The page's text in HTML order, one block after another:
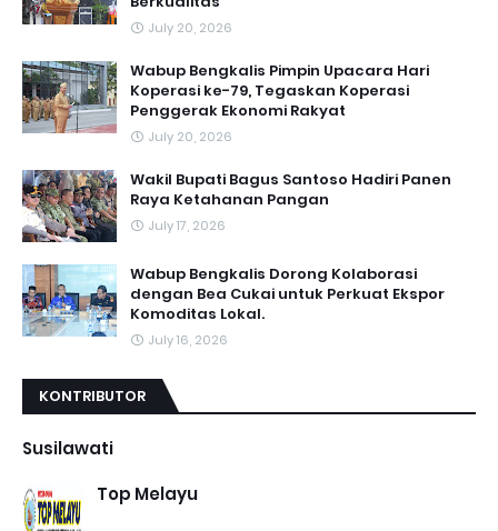
July 20, 2026
Wabup Bengkalis Pimpin Upacara Hari
Koperasi ke-79, Tegaskan Koperasi
Penggerak Ekonomi Rakyat
July 20, 2026
Wakil Bupati Bagus Santoso Hadiri Panen
Raya Ketahanan Pangan
July 17, 2026
Wabup Bengkalis Dorong Kolaborasi
dengan Bea Cukai untuk Perkuat Ekspor
Komoditas Lokal.
July 16, 2026
KONTRIBUTOR
Susilawati
Top Melayu